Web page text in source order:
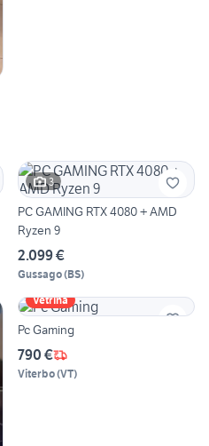
3
PC GAMING RTX 4080 + AMD
Ryzen 9
2.099 €
Gussago(BS)
Vetrina
Pc Gaming
790 €
Viterbo(VT)